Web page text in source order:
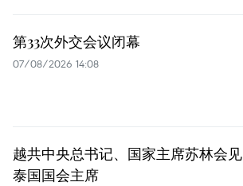
第33次外交会议闭幕
07/08/2026 14:08
越共中央总书记、国家主席苏林会见
泰国国会主席